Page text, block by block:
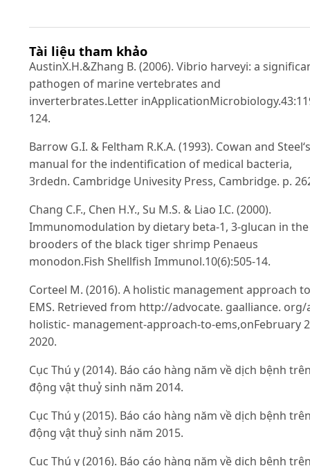
Tài liệu tham khảo
AustinX.H.&Zhang B. (2006). Vibrio harveyi: a
pathogen of marine vertebrates and
inverterbrates.Letter
124.
Barrow G.I. & Feltham R.K.A. (1993). Cowan and Steel‘s
manual for the indentification of medical bacteria,
3rdedn. Cambridge Univesity Press, Cambridge. p.
Chang C.F., Chen H.Y., Su M.S. & Liao I.C. (2000).
Immunomodulation by dietary beta-1, 3-glucan in the
brooders of the black tiger shrimp Penaeus
monodon.Fish Shellfish Immunol.10(6):505-14.
Corteel M. (2016). A holistic management approach to
EMS. Retrieved from http://advocate. gaalliance. org/
holistic- management-approach-to-ems,onFebruary
2020.
Cục Thú y (2014). Báo cáo hàng năm về dịch bệnh
động vật thuỷ sinh năm 2014.
Cục Thú y (2015). Báo cáo hàng năm về dịch bệnh
động vật thuỷ sinh năm 2015.
Cục Thú y (2016). Báo cáo hàng năm về dịch bệnh